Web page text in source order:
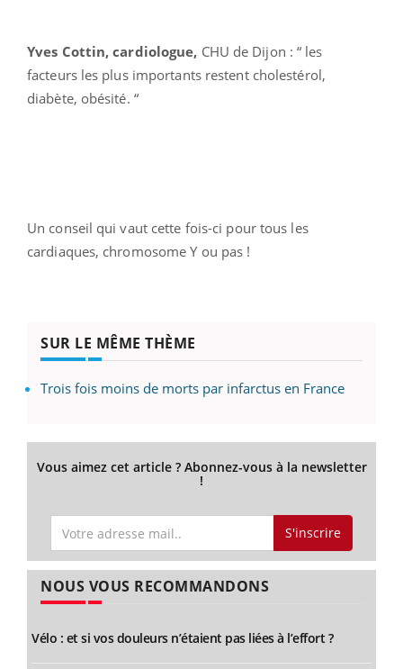
Yves Cottin, cardiologue, CHU de Dijon : “ les
facteurs les plus importants restent cholestérol,
diabète, obésité. “
Un conseil qui vaut cette fois-ci pour tous les
cardiaques, chromosome Y ou pas !
SUR LE MÊME THÈME
Trois fois moins de morts par infarctus en France
Vous aimez cet article ? Abonnez-vous à la newsletter
!
S'inscrire
NOUS VOUS RECOMMANDONS
Vélo : et si vos douleurs n’étaient pas liées à l’effort ?